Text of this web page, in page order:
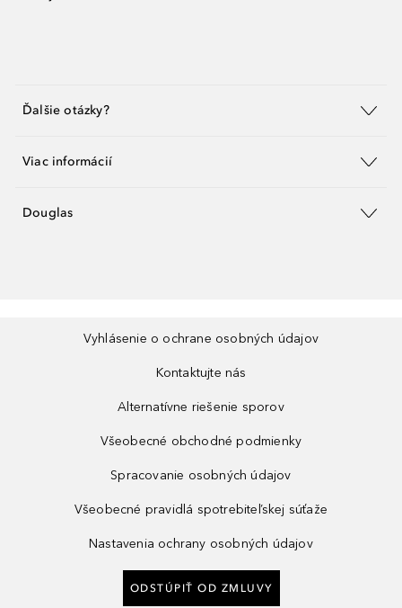
Ďalšie otázky?
Viac informácií
Douglas
Vyhlásenie o ochrane osobných údajov
Kontaktujte nás
Alternatívne riešenie sporov
Všeobecné obchodné podmienky
Spracovanie osobných údajov
Všeobecné pravidlá spotrebiteľskej súťaže
Nastavenia ochrany osobných údajov
ODSTÚPIŤ OD ZMLUVY